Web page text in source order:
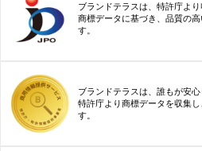
ブランドテラスは、特許庁よ
商標データに基づき、品質の
す。
ブランドテラスは、誰もが安
特許庁より商標データを収集
す。